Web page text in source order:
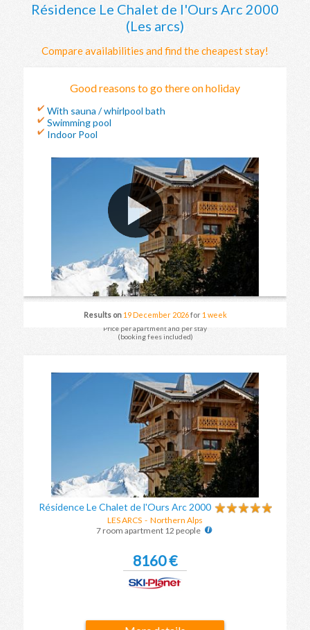
Résidence Le Chalet de l'Ours Arc 2000
(Les arcs)
Compare availabilities and find the cheapest stay!
Good reasons to go there on holiday
With sauna / whirlpool bath
Swimming pool
Indoor Pool
Price per apartment and per stay
(booking fees included)
Results on 19 December 2026for 1 week
Résidence Le Chalet de l'Ours Arc 2000
LES ARCS - Northern Alps
7 room apartment 12 people
8160 €